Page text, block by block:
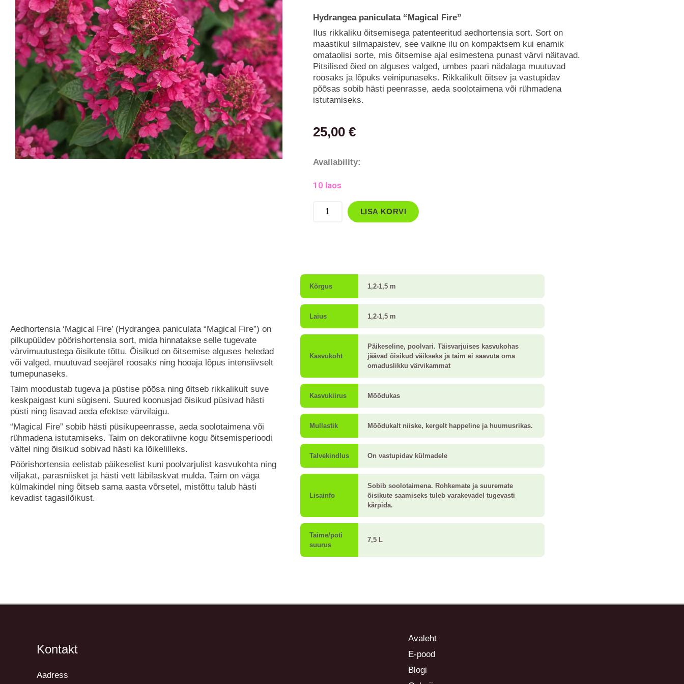
Hydrangea paniculata “Magical Fire”
Ilus rikkaliku õitsemisega patenteeritud aedhortensia sort. Sort on
maastikul silmapaistev, see vaikne ilu on kompaktsem kui enamik
omataolisi sorte, mis õitsemise ajal esimestena punast värvi näitavad.
Pitsilised õied on alguses valged, umbes paari nädalaga muutuvad
roosaks ja lõpuks veinipunaseks. Rikkalikult õitsev ja vastupidav
põõsas sobib hästi peenrasse, aeda soolotaimena või rühmadena
istutamiseks.
25,00 €
Availability:
10 laos
Aedhortensia
kogus
LISA KORVI
Aedhortensia ‘Magical Fire’ (Hydrangea paniculata “Magical Fire”) on
pilkupüüdev pöörishortensia sort, mida hinnatakse selle tugevate
värvimuutustega õisikute tõttu. Õisikud on õitsemise alguses heledad
või valged, muutuvad seejärel roosaks ning hooaja lõpus intensiivselt
tumepunaseks.
Taim moodustab tugeva ja püstise põõsa ning õitseb rikkalikult suve
keskpaigast kuni sügiseni. Suured koonusjad õisikud püsivad hästi
püsti ning lisavad aeda efektse värvilaigu.
“Magical Fire” sobib hästi püsikupeenrasse, aeda soolotaimena või
rühmadena istutamiseks. Taim on dekoratiivne kogu õitsemisperioodi
vältel ning õisikud sobivad hästi ka lõikelilleks.
Pöörishortensia eelistab päikeselist kuni poolvarjulist kasvukohta ning
viljakat, parasniisket ja hästi vett läbilaskvat mulda. Taim on väga
külmakindel ning õitseb sama aasta võrsetel, mistõttu talub hästi
kevadist tagasilõikust.
Kõrgus 1,2-1,5 m
Laius 1,2-1,5 m
Kasvukoht
Päikeseline, poolvari. Täisvarjuises kasvukohas
jäävad õisikud väikseks ja taim ei saavuta oma
omaduslikku värvikammat
Kasvukiirus Mõõdukas
Mullastik Mõõdukalt niiske, kergelt happeline ja huumusrikas.
Talvekindlus On vastupidav külmadele
Lisainfo
Sobib soolotaimena. Rohkemate ja suuremate
õisikute saamiseks tuleb varakevadel tugevasti
kärpida.
Taime/poti
suurus
7,5 L
Kontakt
Aadress
Avaleht
E-pood
Blogi